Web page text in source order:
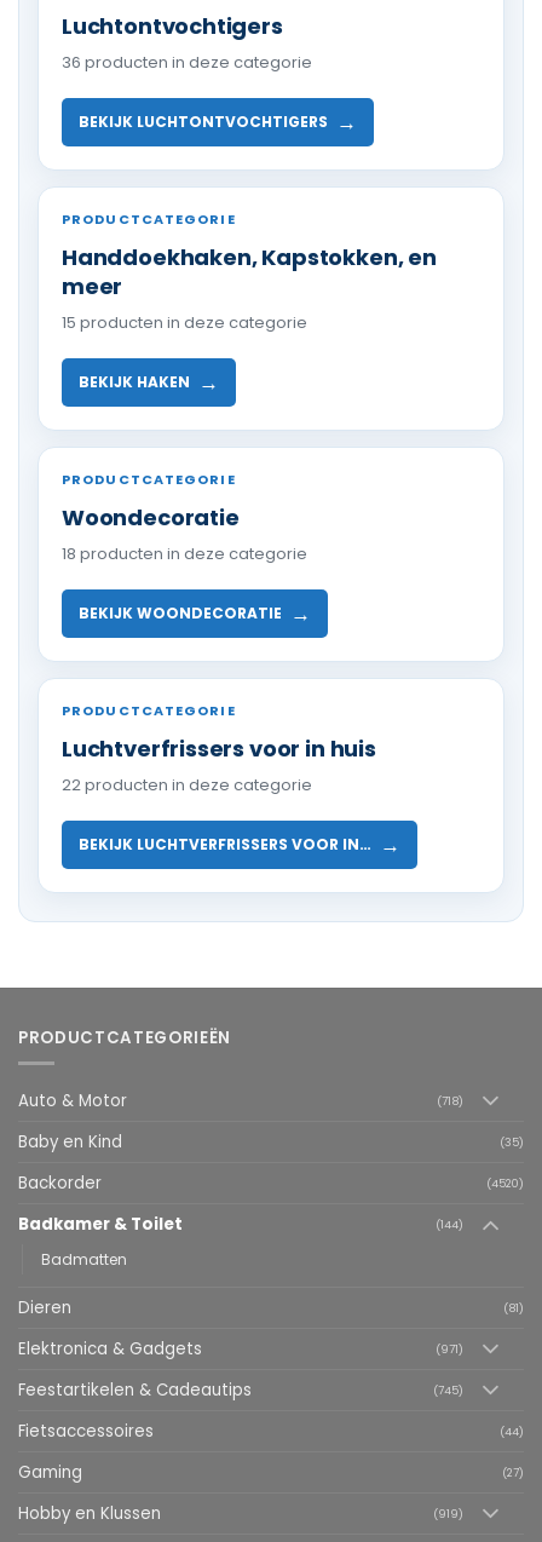
Luchtontvochtigers
36 producten in deze categorie
BEKIJK LUCHTONTVOCHTIGERS →
PRODUCTCATEGORIE
Handdoekhaken, Kapstokken, en
meer
15 producten in deze categorie
BEKIJK HAKEN →
PRODUCTCATEGORIE
Woondecoratie
18 producten in deze categorie
BEKIJK WOONDECORATIE →
PRODUCTCATEGORIE
Luchtverfrissers voor in huis
22 producten in deze categorie
BEKIJK LUCHTVERFRISSERS VOOR IN… →
PRODUCTCATEGORIEËN
Auto & Motor (718)
Baby en Kind (35)
Backorder (4520)
Badkamer & Toilet (144)
Badmatten
Dieren (81)
Elektronica & Gadgets (971)
Feestartikelen & Cadeautips (745)
Fietsaccessoires (44)
Gaming (27)
Hobby en Klussen (919)